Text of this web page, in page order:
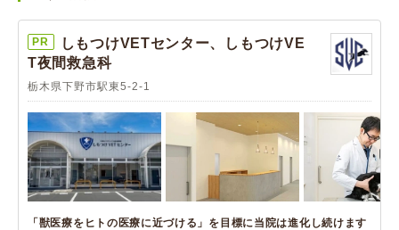
PR
しもつけVETセンター、しもつけVE
T夜間救急科
栃木県下野市駅東5-2-1
「獣医療をヒトの医療に近づける」を目標に当院は進化し続けます